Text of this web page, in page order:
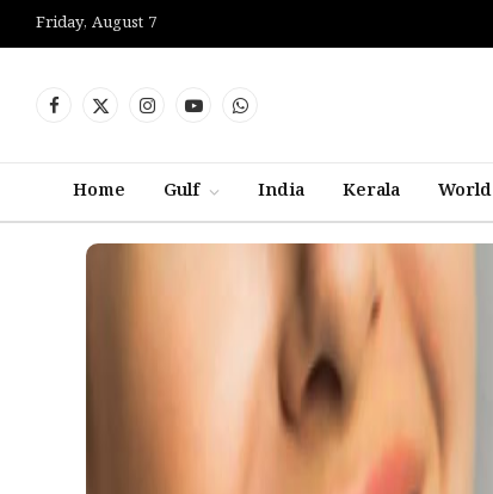
Friday, August 7
Facebook
X
InstagramYouTubeWhatsApp
Home Gulf India Kerala World